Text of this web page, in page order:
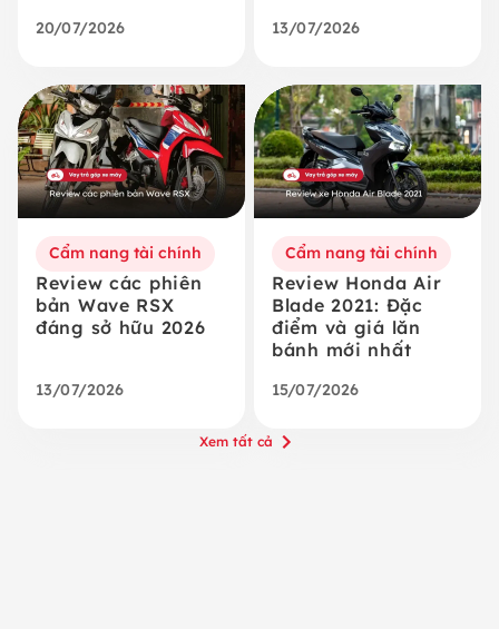
20/07/2026 13/07/2026
Cẩm nang tài chính
Review các phiên
bản Wave RSX
đáng sở hữu 2026
13/07/2026
Cẩm nang tài chính
Review Honda Air
Blade 2021: Đặc
điểm và giá lăn
bánh mới nhất
15/07/2026
Xem tất cả